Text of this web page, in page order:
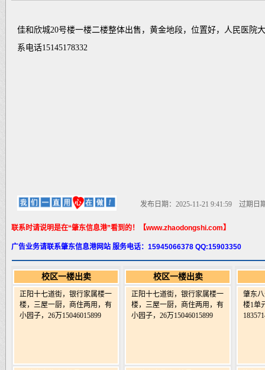
佳和欣城20号楼一楼二楼整体出售，黄金地段，位置好，人民医院
系电话15145178332
发布日期：2025-11-21 9:41:59 过期日
联系时请说明是在“肇东信息港”看到的！【www.zhaodongshi.com】
广告业务请联系肇东信息港网站 服务电话：15945066378 QQ:15903350
校区一楼出卖
正阳十七道街，银行家属楼一
楼，三屋一厨，商住两用，有
小园子，26万15046015899
校区一楼出卖
正阳十七道街，银行家属楼一
楼，三屋一厨，商住两用，有
小园子，26万15046015899
肇东
楼1单